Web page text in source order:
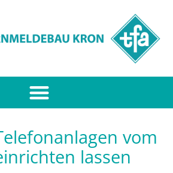
vom
lassen